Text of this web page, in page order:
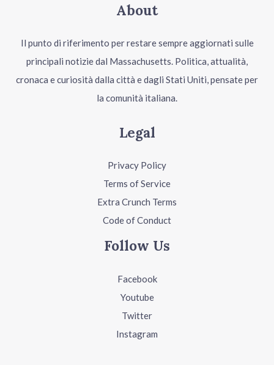
About
Il punto di riferimento per restare sempre aggiornati sulle
principali notizie dal Massachusetts. Politica, attualità,
cronaca e curiosità dalla città e dagli Stati Uniti, pensate per
la comunità italiana.
Legal
Privacy Policy
Terms of Service
Extra Crunch Terms
Code of Conduct
Follow Us
Facebook
Youtube
Twitter
Instagram